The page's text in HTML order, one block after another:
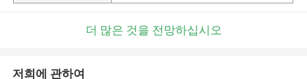
더 많은 것을 전망하십시오
저희에 관하여